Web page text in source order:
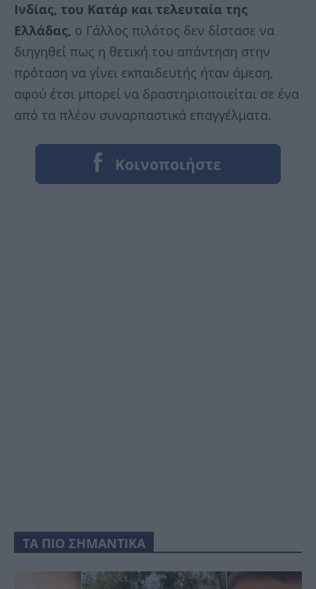
Ινδίας, του Κατάρ και τελευταία της
Ελλάδας, ο Γάλλος πιλότος δεν δίστασε να
διηγηθεί πως η θετική του απάντηση στην
πρόταση να γίνει εκπαιδευτής ήταν άμεση,
αφού έτσι μπορεί να δραστηριοποιείται σε ένα
από τα πλέον συναρπαστικά επαγγέλματα.
ΤΑ ΠΙΟ ΣΗΜΑΝΤΙΚΑ